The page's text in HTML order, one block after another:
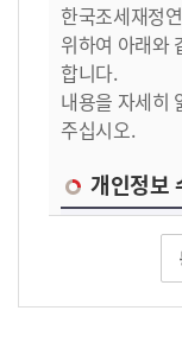
한국조세재정
위하여 아래와
합니다.
내용을 자세히
주십시오.
개인정보
한국조세재정연구원의 개인정보 사용목적
수집·이용